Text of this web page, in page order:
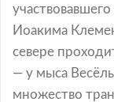
Иоакима
севере
— у мыса
множество